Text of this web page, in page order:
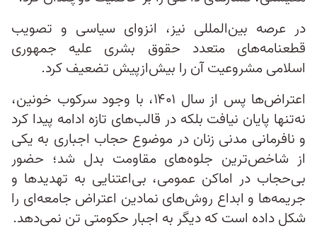
در عرصه بین‌المللی نیز، انزوای سیاسی و تصویب
قطعنامه‌های متعدد حقوق بشری علیه جمهوری
اسلامی مشروعیت آن را بیش‌ازپیش تضعیف کرد.
اعتراض‌ها پس از سال ۱۴۰۱، با وجود سرکوب خونین،
نه‌تنها پایان نیافت بلکه در قالب‌های تازه ادامه پیدا کرد
و نافرمانی‌ مدنی زنان در موضوع حجاب اجباری به یکی
از شاخص‌ترین جلوه‌های مقاومت بدل شد؛ حضور
بی‌حجاب در اماکن عمومی، بی‌اعتنایی به تهدیدها و
جریمه‌ها و ابداع روش‌های نمادین اعتراض جامعه‌ای را
شکل داده است که دیگر به اجبار حکومتی تن نمی‌دهد.